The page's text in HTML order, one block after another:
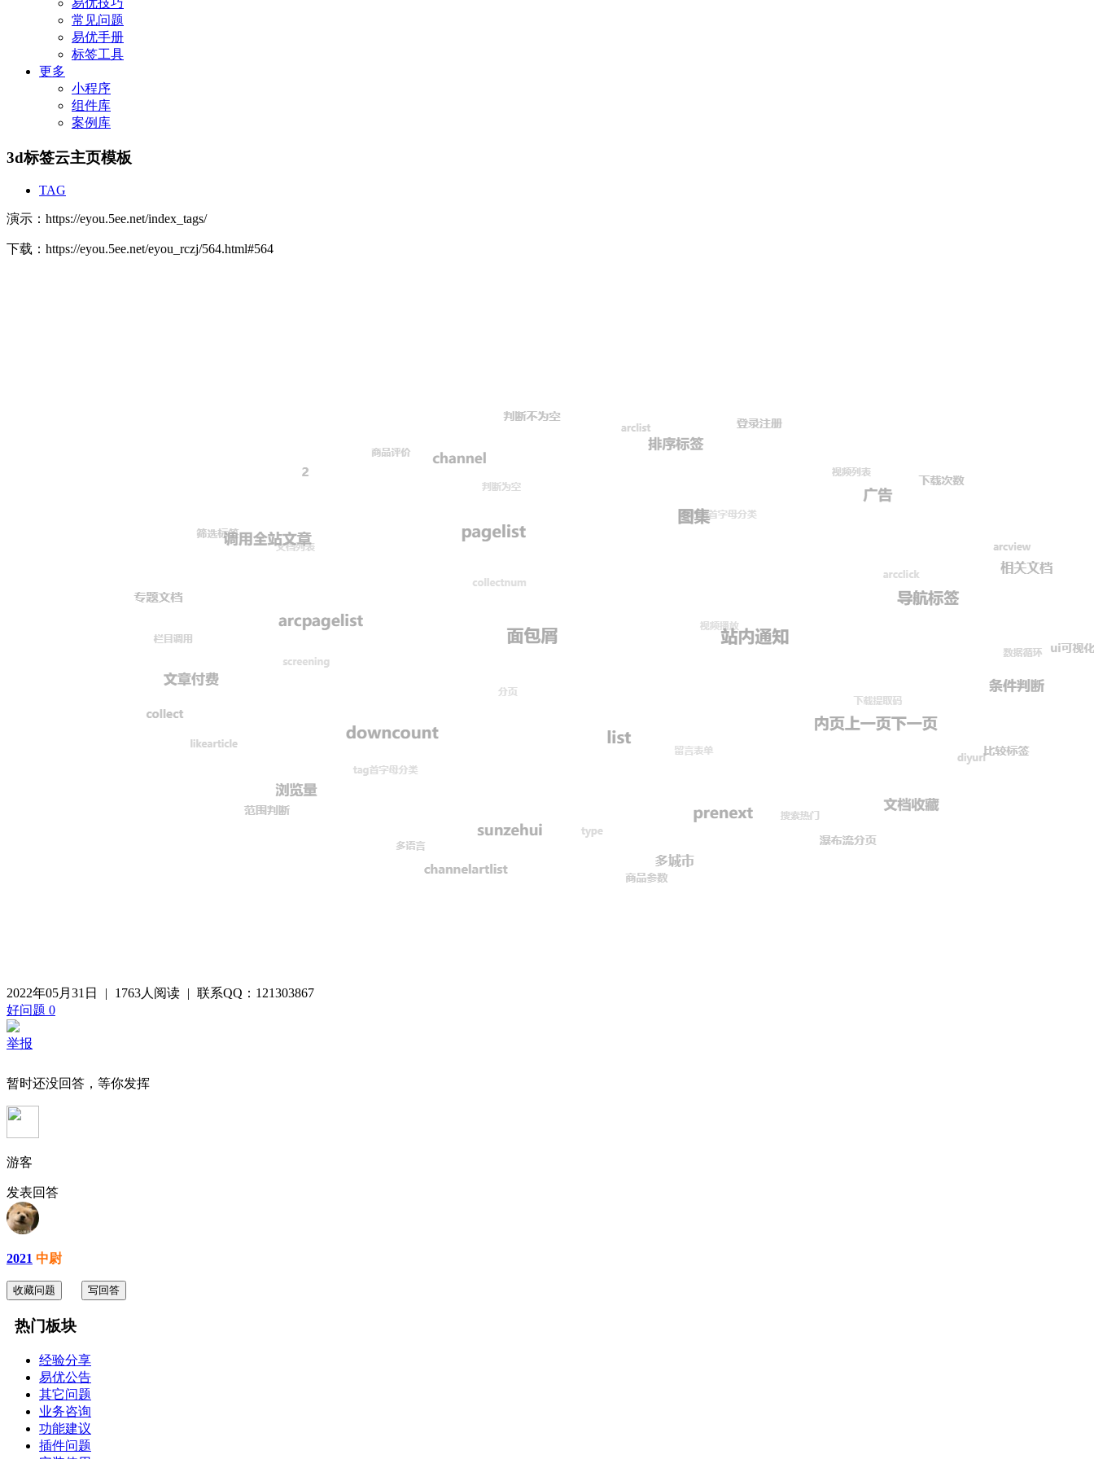
易优技巧
常见问题
易优手册
标签工具
更多
小程序
组件库
案例库
3d标签云主页模板
TAG
演示：https://eyou.5ee.net/index_tags/
下载：https://eyou.5ee.net/eyou_rczj/564.html#564
2022年05月31日 | 1763人阅读 | 联系QQ：121303867
好问题 0
举报
暂时还没回答，等你发挥
游客
发表回答
2021 中尉
收藏问题 写回答
热门板块
经验分享
易优公告
其它问题
业务咨询
功能建议
插件问题